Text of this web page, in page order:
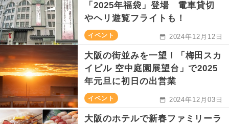
「2025年福袋」登場 電車貸切
やヘリ遊覧フライトも！
イベント 2024年12月12日
大阪の街並みを一望！「梅田スカ
イビル 空中庭園展望台」で2025
年元旦に初日の出営業
イベント 2024年12月03日
大阪のホテルで新春ファミリーラ